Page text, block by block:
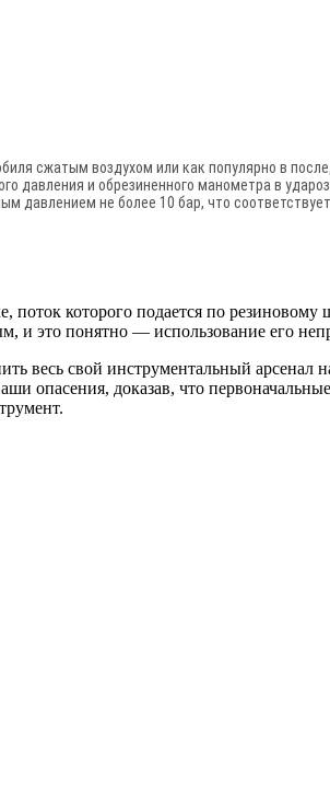
сжатым воздухом или как популярно в
давления и обрезиненного манометра в
давлением не более 10 бар, что
которого подается по
и это понятно — использование его
весь свой инструментальный
опасения, доказав, что